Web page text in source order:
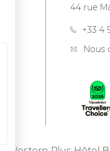
44 rue
+33 4
Nous